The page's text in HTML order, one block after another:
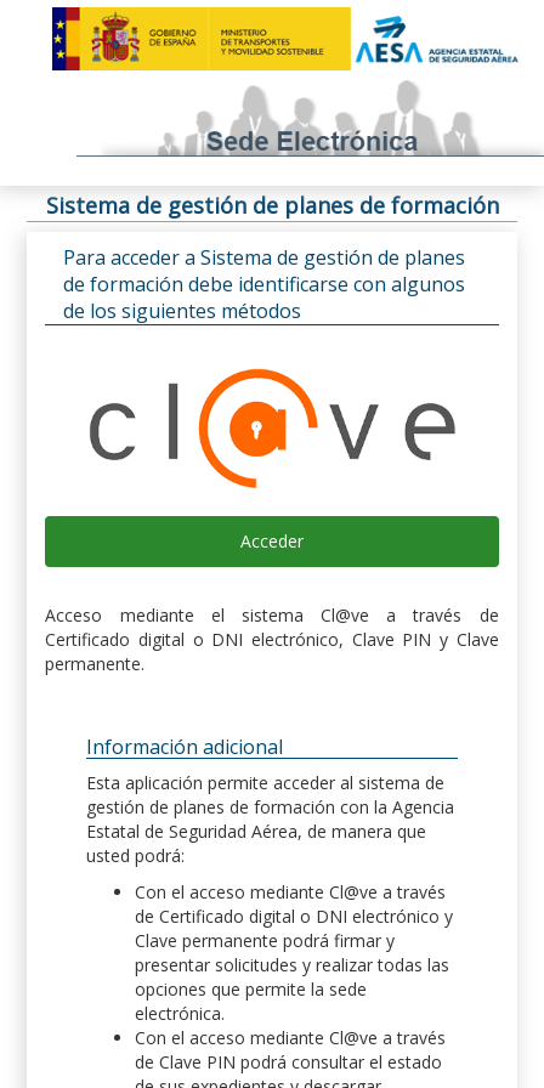
Sistema de gestión de planes de formación
Para acceder a Sistema de gestión de planes
de formación debe identificarse con algunos
de los siguientes métodos
Acceder
Acceso mediante el sistema Cl@ve a través de
Certificado digital o DNI electrónico, Clave PIN y Clave
permanente.
Información adicional
Esta aplicación permite acceder al sistema de
gestión de planes de formación con la Agencia
Estatal de Seguridad Aérea, de manera que
usted podrá:
Con el acceso mediante Cl@ve a través
de Certificado digital o DNI electrónico y
Clave permanente podrá firmar y
presentar solicitudes y realizar todas las
opciones que permite la sede
electrónica.
Con el acceso mediante Cl@ve a través
de Clave PIN podrá consultar el estado